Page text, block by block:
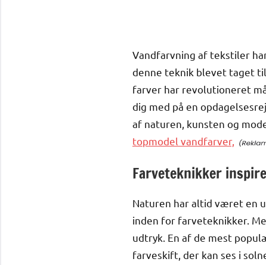
Vandfarvning af tekstiler
denne teknik blevet taget
farver har revolutioneret
dig med på en
af naturen, kunsten og
topmodel vandfarver,
Farveteknikker
Naturen har altid været en
inden for farveteknikker.
udtryk. En af de mest
farveskift, der kan ses i